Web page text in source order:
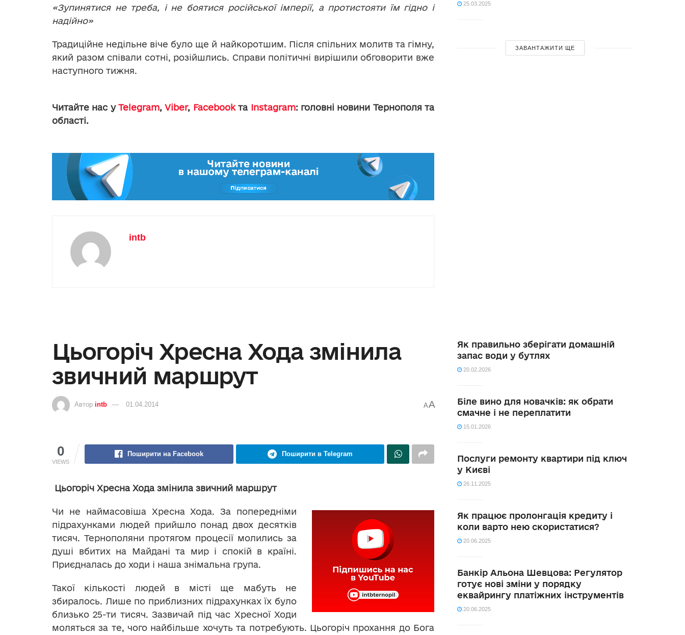
«Зупинятися не треба, і не боятися російської імперії, а протистояти їм гідно і
надійно»
Традиційне недільне віче було ще й найкоротшим. Після спільних молитв та гімну,
який разом співали сотні, розійшлись. Справи політичні вирішили обговорити вже
наступного тижня.
Читайте нас уTelegram,Viber, Facebookта Instagram: головні новини Тернополя та
області.
intb
25.03.2025
ЗАВАНТАЖИТИ ЩЕ
Цьогоріч Хресна Хода змінила
звичний маршрут
Автор intb 01.04.2014 AA
0
VIEWS
Поширити на Facebook Поширити в Telegram
Цьогоріч Хресна Хода змінила звичний маршрут
Чи не наймасовіша Хресна Хода. За попередніми
підрахунками людей прийшло понад двох десятків
тисяч. Тернополяни протягом процесії молились за
душі вбитих на Майдані та мир і спокій в країні.
Приєдналась до ходи і наша знімальна група.
Такої кількості людей в місті ще мабуть не
збиралось. Лише по приблизних підрахунках їх було
близько 25-ти тисяч. Зазвичай під час Хресної Ходи
моляться за те, чого найбільше хочуть та потребують. Цьогоріч прохання до Бога
Як правильно зберігати домашній
запас води у бутлях
20.02.2026
Біле вино для новачків: як обрати
смачне і не переплатити
15.01.2026
Послуги ремонту квартири під ключ
у Києві
26.11.2025
Як працює пролонгація кредиту і
коли варто нею скористатися?
20.06.2025
Банкір Альона Шевцова: Регулятор
готує нові зміни у порядку
еквайрингу платіжних інструментів
20.06.2025